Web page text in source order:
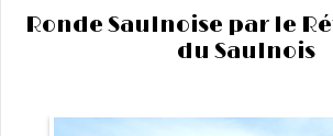
Ronde Saulnoise par le
du Saulnois